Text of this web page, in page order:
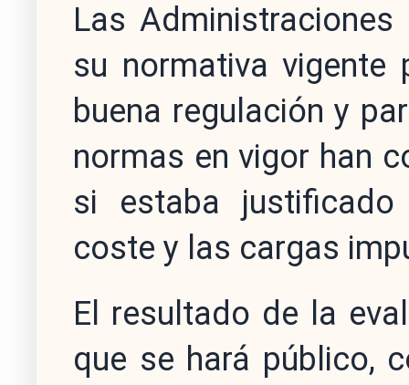
Las
su normativa
buena regulación y
normas en vigor han
si estaba
coste y las cargas
El resultado de la
que se hará público,